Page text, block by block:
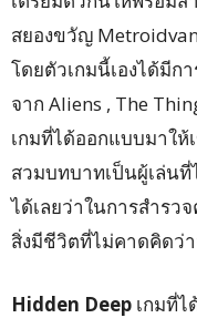
สยองขวัญ
โดยตัวเกมนี้เองได้มีก
จาก Aliens , The
เกมที่ได้ออกแบบมาให้
สวมบทบาทเป็นผู้เล่นที่
ได้เลยว่าในการสำรว
สิ่งมีชีวิตที่ไม่คาดคิดว่า
Hidden Deep เกมที่